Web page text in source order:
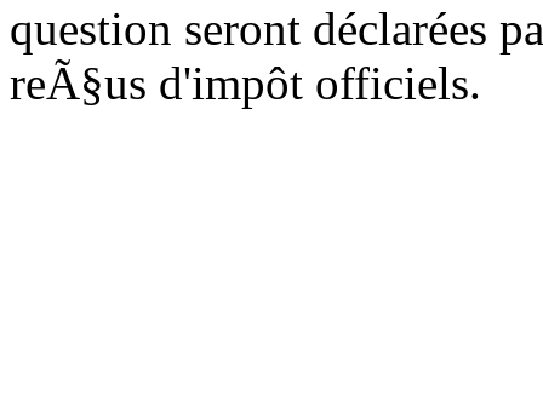
question seront déclarées
reÃ§us d'impôt officiels.